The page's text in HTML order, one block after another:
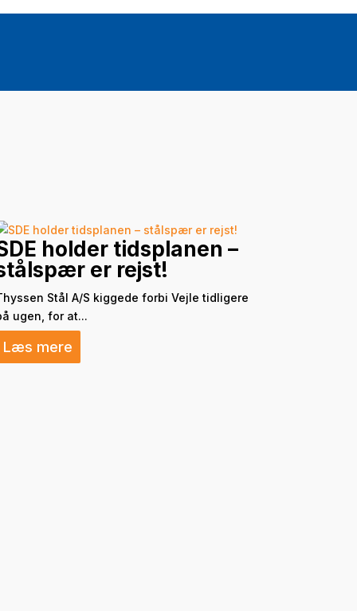
holder tidsplanen –
er rejst!
Stål A/S kiggede forbi Vejle tidligere
ugen, for at...
Læs mere